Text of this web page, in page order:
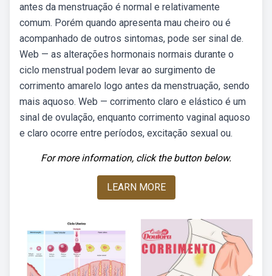
antes da menstruação é normal e relativamente
comum. Porém quando apresenta mau cheiro ou é
acompanhado de outros sintomas, pode ser sinal de.
Web — as alterações hormonais normais durante o
ciclo menstrual podem levar ao surgimento de
corrimento amarelo logo antes da menstruação, sendo
mais aquoso. Web — corrimento claro e elástico é um
sinal de ovulação, enquanto corrimento vaginal aquoso
e claro ocorre entre períodos, excitação sexual ou.
For more information, click the button below.
LEARN MORE